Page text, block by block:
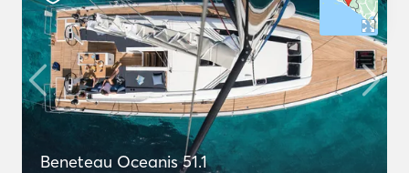
Beneteau Oceanis 51.1